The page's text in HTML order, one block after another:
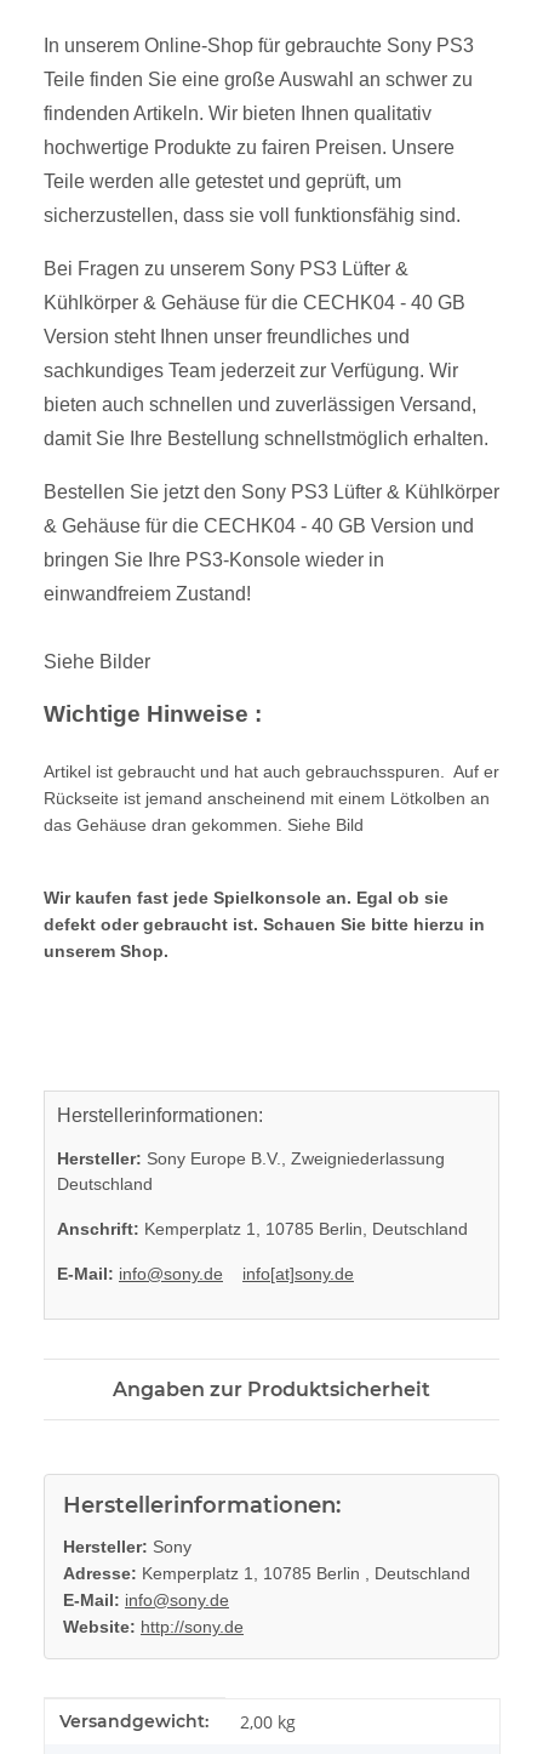
In unserem Online-Shop für gebrauchte Sony PS3
Teile finden Sie eine große Auswahl an schwer zu
findenden Artikeln. Wir bieten Ihnen qualitativ
hochwertige Produkte zu fairen Preisen. Unsere
Teile werden alle getestet und geprüft, um
sicherzustellen, dass sie voll funktionsfähig sind.
Bei Fragen zu unserem Sony PS3 Lüfter &
Kühlkörper & Gehäuse für die CECHK04 - 40 GB
Version steht Ihnen unser freundliches und
sachkundiges Team jederzeit zur Verfügung. Wir
bieten auch schnellen und zuverlässigen Versand,
damit Sie Ihre Bestellung schnellstmöglich erhalten.
Bestellen Sie jetzt den Sony PS3 Lüfter & Kühlkörper
& Gehäuse für die CECHK04 - 40 GB Version und
bringen Sie Ihre PS3-Konsole wieder in
einwandfreiem Zustand!
Siehe Bilder
Wichtige Hinweise :
Artikel ist gebraucht und hat auch gebrauchsspuren.
Auf er
Rückseite ist jemand anscheinend mit einem Lötkolben an
das Gehäuse dran gekommen. Siehe Bild
Wir kaufen fast jede Spielkonsole an. Egal ob sie
defekt oder gebraucht ist. Schauen Sie bitte hierzu in
unserem Shop.
Herstellerinformationen:
Hersteller: Sony Europe B.V., Zweigniederlassung
Deutschland
Anschrift: Kemperplatz 1, 10785 Berlin, Deutschland
E-Mail: info@sony.de info[at]sony.de
Angaben zur Produktsicherheit
Herstellerinformationen:
Hersteller: Sony
Adresse: Kemperplatz 1, 10785 Berlin , Deutschland
E-Mail: info@sony.de
Website: http://sony.de
Produkteigenschaft
Wert
Versandgewicht: 2,00 kg